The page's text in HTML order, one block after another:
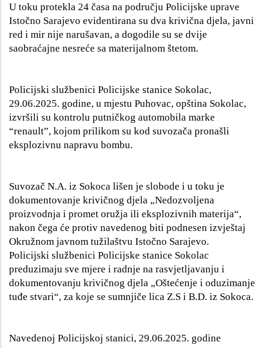
U toku protekla 24 časa na području Policijske uprave
Istočno Sarajevo evidentirana su dva krivična djela, javni
red i mir nije narušavan, a dogodile su se dvije
saobraćajne nesreće sa materijalnom štetom.
Policijski službenici Policijske stanice Sokolac,
29.06.2025. godine, u mjestu Puhovac, opština Sokolac,
izvršili su kontrolu putničkog automobila marke
“renault”, kojom prilikom su kod suvozača pronašli
eksplozivnu napravu bombu.
Suvozač N.A. iz Sokoca lišen je slobode i u toku je
dokumentovanje krivičnog djela „Nedozvoljena
proizvodnja i promet oružja ili eksplozivnih materija“,
nakon čega će protiv navedenog biti podnesen izvještaj
Okružnom javnom tužilaštvu Istočno Sarajevo.
Policijski službenici Policijske stanice Sokolac
preduzimaju sve mjere i radnje na rasvjetljavanju i
dokumentovanju krivičnog djela „Oštećenje i oduzimanje
tuđe stvari“, za koje se sumnjiče lica Z.S i B.D. iz Sokoca.
Navedenoj Policijskoj stanici, 29.06.2025. godine